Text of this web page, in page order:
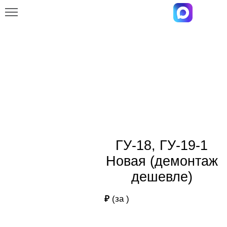
ГУ-18, ГУ-19-1
Новая (демонтаж
дешевле)
₽ (за )